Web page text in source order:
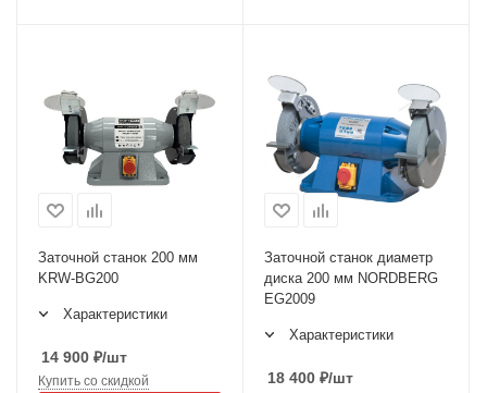
Заточной станок 200 мм
KRW-BG200
Характеристики
14 900 ₽/шт
Купить со скидкой
Заточной станок диаметр
диска 200 мм NORDBERG
EG2009
Характеристики
18 400 ₽/шт